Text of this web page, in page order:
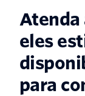
Atenda
eles
para